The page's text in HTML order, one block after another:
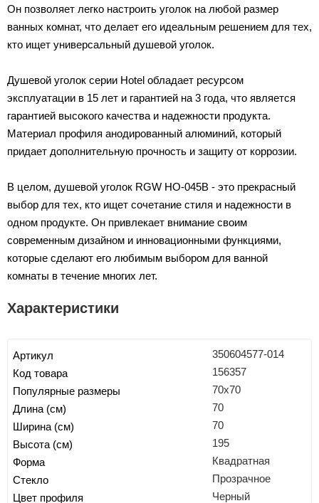
Он позволяет легко настроить уголок на любой размер
ванных комнат, что делает его идеальным решением для тех,
кто ищет универсальный душевой уголок.
Душевой уголок серии Hotel обладает ресурсом
эксплуатации в 15 лет и гарантией на 3 года, что является
гарантией высокого качества и надежности продукта.
Материал профиля анодированный алюминий, который
придает дополнительную прочность и защиту от коррозии.
В целом, душевой уголок RGW HO-045B - это прекрасный
выбор для тех, кто ищет сочетание стиля и надежности в
одном продукте. Он привлекает внимание своим
современным дизайном и инновационными функциями,
которые сделают его любимым выбором для ванной
комнаты в течение многих лет.
Характеристики
Артикул 350604577-014
Код товара 156357
Популярные размеры 70x70
Длина (см) 70
Ширина (см) 70
Высота (см) 195
Форма Квадратная
Стекло Прозрачное
Цвет профиля Черный